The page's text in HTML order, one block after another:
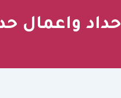
حداد واعمال